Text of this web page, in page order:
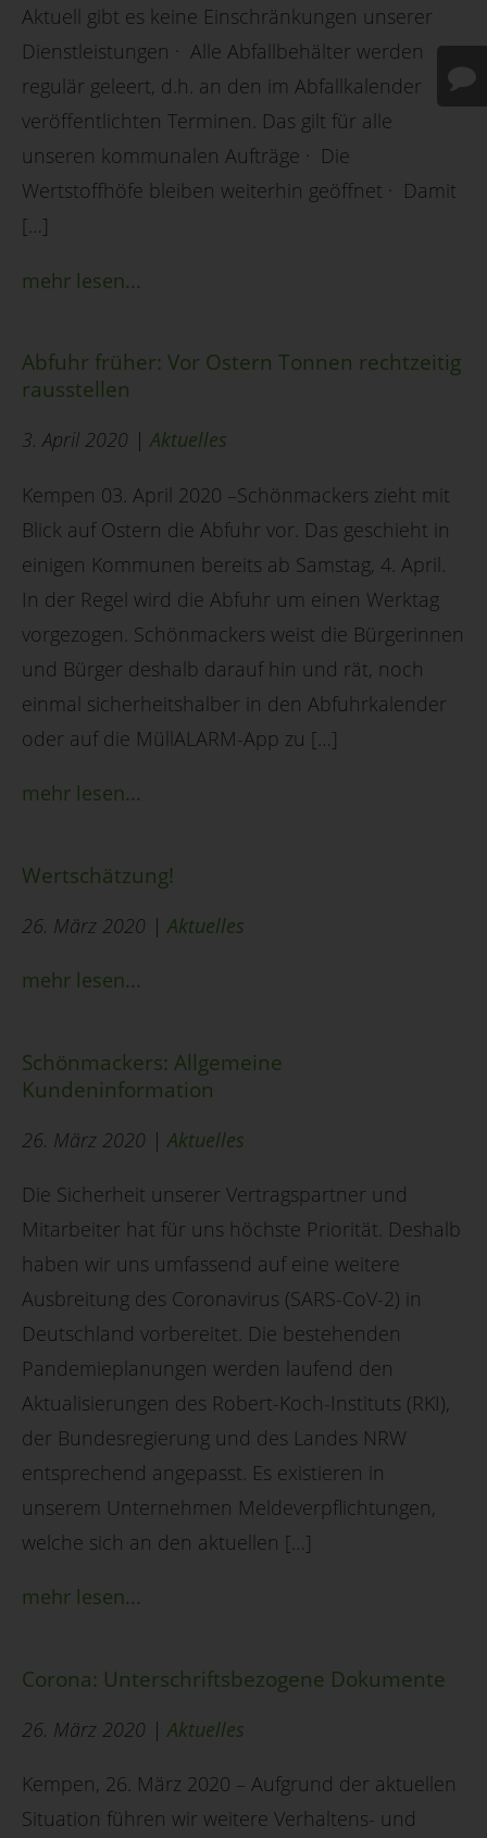
Aktuell gibt es keine Einschränkungen unserer
Dienstleistungen · Alle Abfallbehälter werden
regulär geleert, d.h. an den im Abfallkalender
veröffentlichten Terminen. Das gilt für alle
unseren kommunalen Aufträge · Die
Wertstoffhöfe bleiben weiterhin geöffnet · Damit
[…]
mehr lesen...
Abfuhr früher: Vor Ostern Tonnen rechtzeitig
rausstellen
3. April 2020 |Aktuelles
Kempen 03. April 2020 –Schönmackers zieht mit
Blick auf Ostern die Abfuhr vor. Das geschieht in
einigen Kommunen bereits ab Samstag, 4. April.
In der Regel wird die Abfuhr um einen Werktag
vorgezogen. Schönmackers weist die Bürgerinnen
und Bürger deshalb darauf hin und rät, noch
einmal sicherheitshalber in den Abfuhrkalender
oder auf die MüllALARM-App zu […]
mehr lesen...
Wertschätzung!
26. März 2020 | Aktuelles
mehr lesen...
Schönmackers: Allgemeine
Kundeninformation
26. März 2020 | Aktuelles
Die Sicherheit unserer Vertragspartner und
Mitarbeiter hat für uns höchste Priorität. Deshalb
haben wir uns umfassend auf eine weitere
Ausbreitung des Coronavirus (SARS-CoV-2) in
Deutschland vorbereitet. Die bestehenden
Pandemieplanungen werden laufend den
Aktualisierungen des Robert-Koch-Instituts (RKI),
der Bundesregierung und des Landes NRW
entsprechend angepasst. Es existieren in
unserem Unternehmen Meldeverpflichtungen,
welche sich an den aktuellen […]
mehr lesen...
Corona: Unterschriftsbezogene Dokumente
26. März 2020 | Aktuelles
Kempen, 26. März 2020 – Aufgrund der aktuellen
Situation führen wir weitere Verhaltens- und